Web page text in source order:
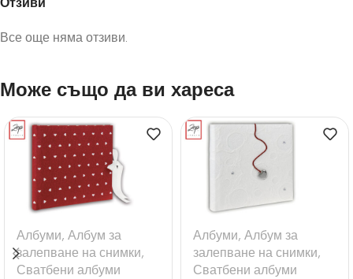
Все още няма отзиви.
Може също да ви хареса
Албуми, Албум за
залепване на снимки,
Сватбени албуми
Албуми, Албум за
залепване на снимки,
Сватбени албуми